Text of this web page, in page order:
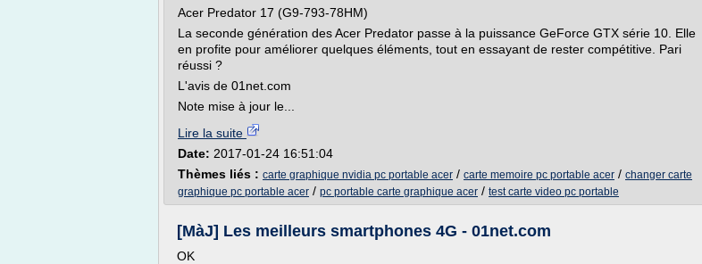
Acer Predator 17 (G9-793-78HM)
La seconde génération des Acer Predator passe à la puissance GeForce GTX série 10. Elle
en profite pour améliorer quelques éléments, tout en essayant de rester compétitive. Pari
réussi ?
L'avis de 01net.com
Note mise à jour le...
Lire la suite
Date: 2017-01-24 16:51:04
Thèmes liés : carte graphique nvidia pc portable acer / carte memoire pc portable acer / changer carte
graphique pc portable acer / pc portable carte graphique acer / test carte video pc portable
[MàJ] Les meilleurs smartphones 4G - 01net.com
OK